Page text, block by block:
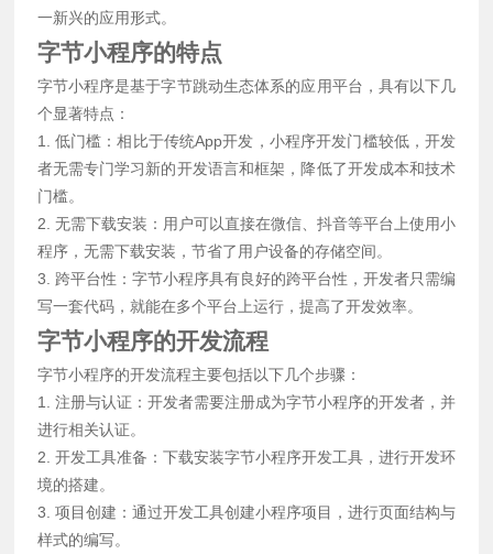
一新兴的应用形式。
字节小程序的特点
字节小程序是基于字节跳动生态体系的应用平台，具有以下几
个显著特点：
1. 低门槛：相比于传统App开发，小程序开发门槛较低，开发
者无需专门学习新的开发语言和框架，降低了开发成本和技术
门槛。
2. 无需下载安装：用户可以直接在微信、抖音等平台上使用小
程序，无需下载安装，节省了用户设备的存储空间。
3. 跨平台性：字节小程序具有良好的跨平台性，开发者只需编
写一套代码，就能在多个平台上运行，提高了开发效率。
字节小程序的开发流程
字节小程序的开发流程主要包括以下几个步骤：
1. 注册与认证：开发者需要注册成为字节小程序的开发者，并
进行相关认证。
2. 开发工具准备：下载安装字节小程序开发工具，进行开发环
境的搭建。
3. 项目创建：通过开发工具创建小程序项目，进行页面结构与
样式的编写。